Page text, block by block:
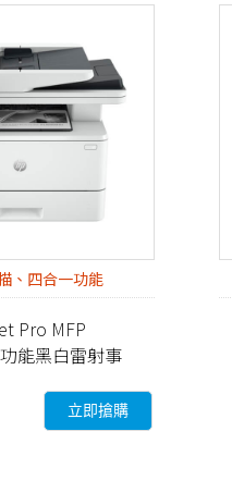
、四合一功能
Pro MFP
能黑白雷射事
立即搶購